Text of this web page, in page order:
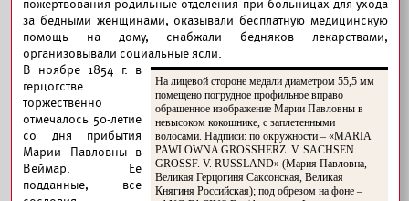
пожертвования родильные отделения при больницах для ухода
за бедными женщинами, оказывали бесплатную медицинскую
помощь на дому, снабжали бедняков лекарствами,
организовывали социальные ясли.
На лицевой стороне медали диаметром 55,5 мм
помещено погрудное профильное вправо
обращенное изображение Марии Павловны в
невысоком кокошнике, с заплетенными
волосами. Надписи: по окружности – «MARIA
PAWLOWNA GROSSHERZ. V. SACHSEN
GROSSF. V. RUSSLAND» (Мария Павловна,
Великая Герцогиня Саксонская, Великая
Княгиня Российская); под обрезом на фоне –
В ноябре 1854 г. в
герцогстве
торжественно
отмечалось 50-летие
со дня прибытия
Марии Павловны в
Веймар. Ее
подданные, все